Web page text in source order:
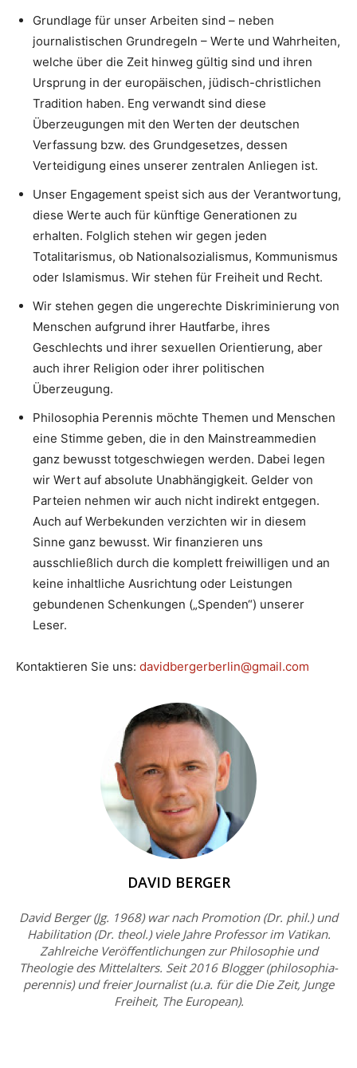
Grundlage für unser Arbeiten sind – neben
journalistischen Grundregeln – Werte und Wahrheiten,
welche über die Zeit hinweg gültig sind und ihren
Ursprung in der europäischen, jüdisch-christlichen
Tradition haben. Eng verwandt sind diese
Überzeugungen mit den Werten der deutschen
Verfassung bzw. des Grundgesetzes, dessen
Verteidigung eines unserer zentralen Anliegen ist.
Unser Engagement speist sich aus der Verantwortung,
diese Werte auch für künftige Generationen zu
erhalten. Folglich stehen wir gegen jeden
Totalitarismus, ob Nationalsozialismus, Kommunismus
oder Islamismus. Wir stehen für Freiheit und Recht.
Wir stehen gegen die ungerechte Diskriminierung von
Menschen aufgrund ihrer Hautfarbe, ihres
Geschlechts und ihrer sexuellen Orientierung, aber
auch ihrer Religion oder ihrer politischen
Überzeugung.
Philosophia Perennis möchte Themen und Menschen
eine Stimme geben, die in den Mainstreammedien
ganz bewusst totgeschwiegen werden. Dabei legen
wir Wert auf absolute Unabhängigkeit. Gelder von
Parteien nehmen wir auch nicht indirekt entgegen.
Auch auf Werbekunden verzichten wir in diesem
Sinne ganz bewusst. Wir finanzieren uns
ausschließlich durch die komplett freiwilligen und an
keine inhaltliche Ausrichtung oder Leistungen
gebundenen Schenkungen („Spenden“) unserer
Leser.
Kontaktieren Sie uns: davidbergerberlin@gmail.com
DAVID BERGER
David Berger (Jg. 1968) war nach Promotion (Dr. phil.) und
Habilitation (Dr. theol.) viele Jahre Professor im Vatikan.
Zahlreiche Veröffentlichungen zur Philosophie und
Theologie des Mittelalters. Seit 2016 Blogger (philosophia-
perennis) und freier Journalist (u.a. für die Die Zeit, Junge
Freiheit, The European).